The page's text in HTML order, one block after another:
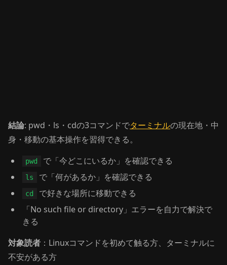
結論: pwd・ls・cdの3コマンドでターミナルの現在地・中
身・移動の基本操作を習得できる。
pwd で「今どこにいるか」を確認できる
ls で「何があるか」を確認できる
cd
で好きな場所に移動できる
「No such file or directory」エラーを自力で解決で
きる
対象読者 ：Linuxコマンドを初めて触る方、ターミナルに
不安がある方